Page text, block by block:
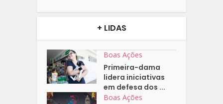
+ LIDAS
Boas Ações
Primeira-dama
lidera iniciativas
em defesa dos ...
Boas Ações